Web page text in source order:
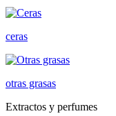
ceras
otras grasas
Extractos y perfumes